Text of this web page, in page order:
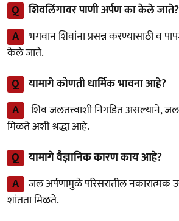
Q शिवलिंगावर पाणी अर्पण का केले जाते?
A भगवान शिवांना प्रसन्न करण्यासाठी व
केले जाते.
Q यामागे कोणती धार्मिक भावना आहे?
A
शिव जलतत्त्वाशी निगडित असल्याने, जल
मिळते अशी श्रद्धा आहे.
Q यामागे वैज्ञानिक कारण काय आहे?
A जल अर्पणामुळे परिसरातील नकारात्मक
शांतता मिळते.